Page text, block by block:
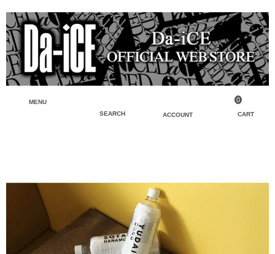
MENU
SEARCH
ACCOUNT CART
0
Tシャツ・シャツ
パーカー・スウェット・ブルゾン
バッグ・ポーチ
ログイン